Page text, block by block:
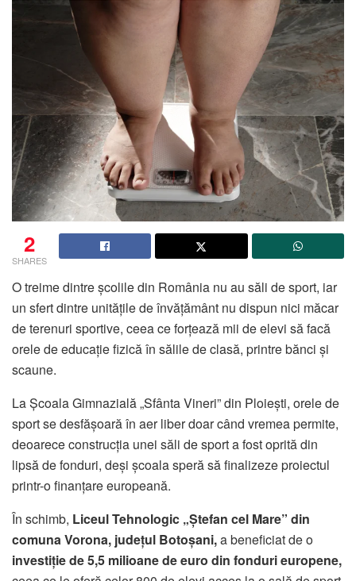
2
SHARES
O treime dintre școlile din România nu au săli de sport, iar
un sfert dintre unitățile de învățământ nu dispun nici măcar
de terenuri sportive, ceea ce forțează mii de elevi să facă
orele de educație fizică în sălile de clasă, printre bănci și
scaune.
La Școala Gimnazială „Sfânta Vineri” din Ploiești, orele de
sport se desfășoară în aer liber doar când vremea permite,
deoarece construcția unei săli de sport a fost oprită din
lipsă de fonduri, deși școala speră să finalizeze proiectul
printr-o finanțare europeană.
În schimb, Liceul Tehnologic „Ștefan cel Mare” din
comuna Vorona, județul Botoșani,a beneficiat de o
investiție de 5,5 milioane de euro din fonduri europene,